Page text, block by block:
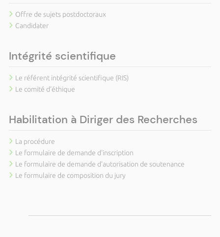
Offre de sujets postdoctoraux
Candidater
Intégrité scientifique
Le référent intégrité scientifique (RIS)
Le comité d'éthique
Habilitation à Diriger des Recherches
La procédure
Le formulaire de demande d'inscription
Le formulaire de demande d'autorisation de soutenance
Le formulaire de composition du jury